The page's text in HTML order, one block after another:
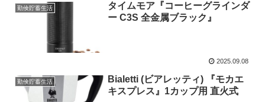
勤倹貯蓄生活
タイムモア『コーヒーグラインダ
ー C3S 全金属ブラック』
2025.09.08
勤倹貯蓄生活
Bialetti (ビアレッティ) 『モカエ
キスプレス』1カップ用 直火式